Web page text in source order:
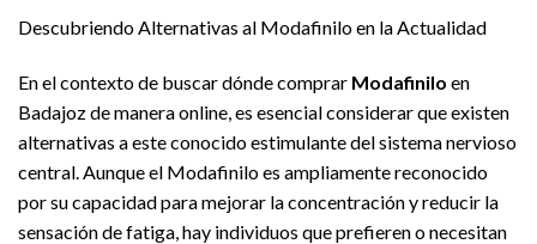
Descubriendo Alternativas al Modafinilo en la Actualidad
En el contexto de buscar dónde comprar Modafinilo en
Badajoz de manera online, es esencial considerar que existen
alternativas a este conocido estimulante del sistema nervioso
central. Aunque el Modafinilo es ampliamente reconocido
por su capacidad para mejorar la concentración y reducir la
sensación de fatiga, hay individuos que prefieren o necesitan